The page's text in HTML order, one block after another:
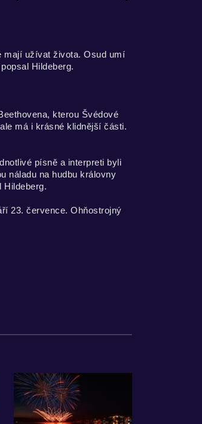
mají užívat života. Osud umí
Hildeberg.
kterou Švédové
má i krásné klidnější části.
písně a interpreti byli
náladu na hudbu královny
Hildeberg.
23. července. Ohňostrojný